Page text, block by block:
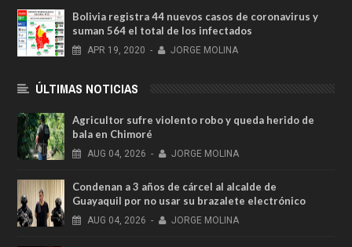
Bolivia registra 44 nuevos casos de coronavirus y
suman 564 el total de los infectados
APR 19, 2020 - JORGE MOLINA
ÚLTIMAS NOTICIAS
Agricultor sufre violento robo y queda herido de
bala en Chimoré
AUG 04, 2026 - JORGE MOLINA
Condenan a 3 años de cárcel al alcalde de
Guayaquil por no usar su brazalete electrónico
AUG 04, 2026 - JORGE MOLINA